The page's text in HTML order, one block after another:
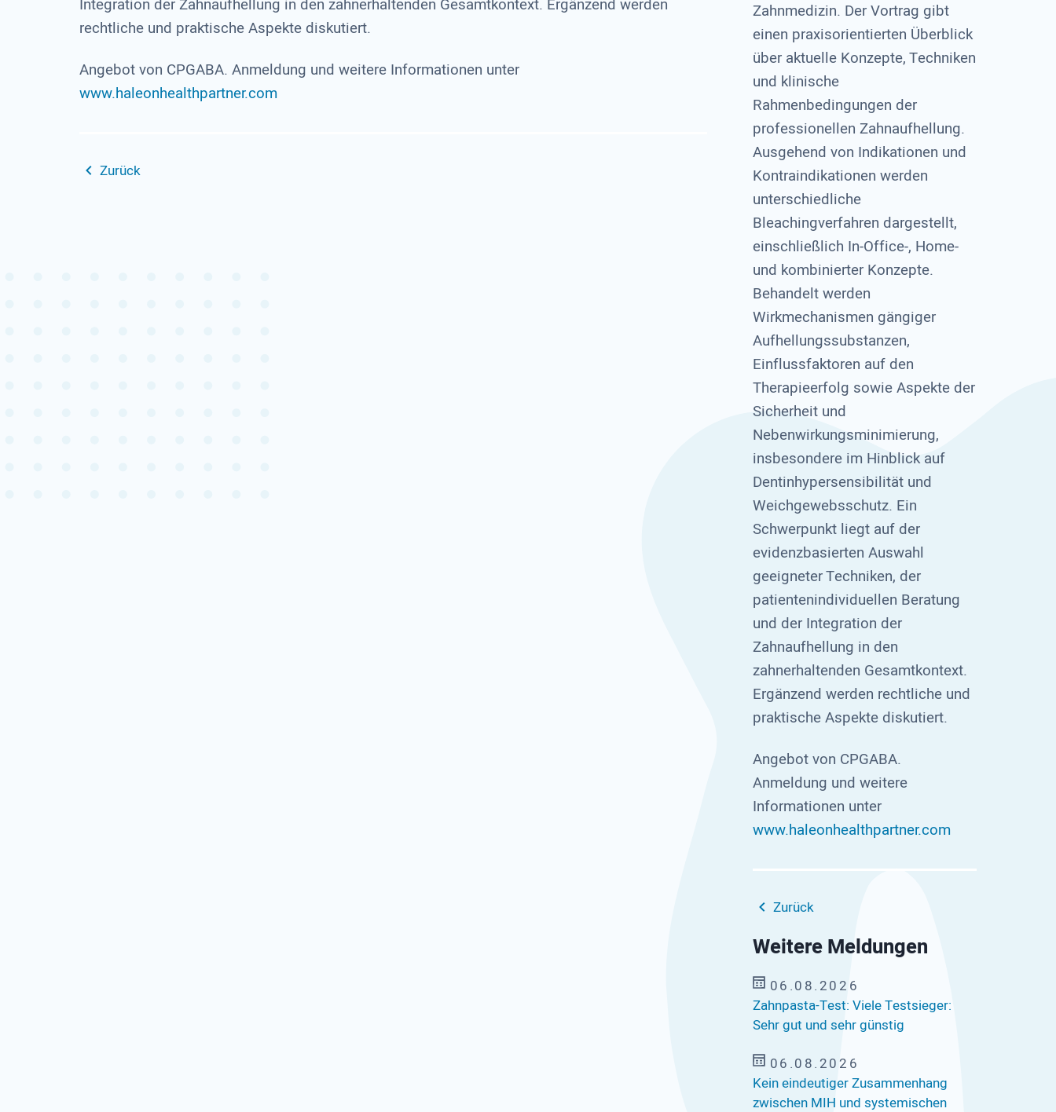
Integration der Zahnaufhellung in den zahnerhaltenden Gesamtkontext. Ergänzend werden
rechtliche und praktische Aspekte diskutiert.
Angebot von CPGABA. Anmeldung und weitere Informationen unter
www.haleonhealthpartner.com
Zurück
Zahnmedizin. Der Vortrag gibt
einen praxisorientierten Überblick
über aktuelle Konzepte, Techniken
und klinische
Rahmenbedingungen der
professionellen Zahnaufhellung.
Ausgehend von Indikationen und
Kontraindikationen werden
unterschiedliche
Bleachingverfahren dargestellt,
einschließlich In-Office-, Home-
und kombinierter Konzepte.
Behandelt werden
Wirkmechanismen gängiger
Aufhellungssubstanzen,
Einflussfaktoren auf den
Therapieerfolg sowie Aspekte der
Sicherheit und
Nebenwirkungsminimierung,
insbesondere im Hinblick auf
Dentinhypersensibilität und
Weichgewebsschutz. Ein
Schwerpunkt liegt auf der
evidenzbasierten Auswahl
geeigneter Techniken, der
patientenindividuellen Beratung
und der Integration der
Zahnaufhellung in den
zahnerhaltenden Gesamtkontext.
Ergänzend werden rechtliche und
praktische Aspekte diskutiert.
Angebot von CPGABA.
Anmeldung und weitere
Informationen unter
www.haleonhealthpartner.com
Zurück
Weitere Meldungen
06.08.2026
Zahnpasta-Test: Viele Testsieger:
Sehr gut und sehr günstig
06.08.2026
Kein eindeutiger Zusammenhang
zwischen MIH und systemischen